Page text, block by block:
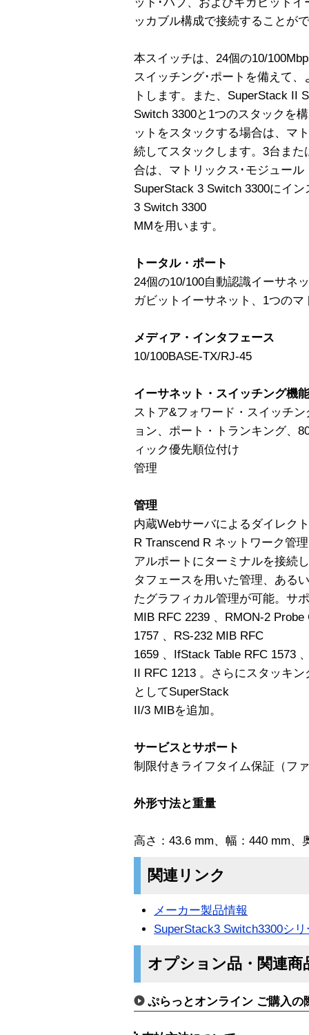
ッカブル構成で接続することが
本スイッチは、24個の10/
スイッチング･ポートを備えて
トします。また、SuperStack II
Switch 3300と1つのスタックを
ットをスタックする場合は、マ
続してスタックします。3台ま
合は、マトリックス･モジュー
SuperStack 3 Switch 3300にイ
3 Switch 3300
MMを用います。
トータル・ポート
24個の10/100自動認識イーサネ
ガビットイーサネット、1つの
メディア・インタフェース
10/100BASE-TX/RJ-45
イーサネット・スイッチング機能
ストア&フォワード・スイッチ
ョン、ポート・トランキング、
ィック優先順位付け
管理
管理
内蔵Webサーバによるダイレク
R Transcend R ネットワーク管
アルポートにターミナルを接続
タフェースを用いた管理、ある
たグラフィカル管理が可能。サ
MIB RFC 2239 、RMON-2
1757 、RS-232 MIB RFC
1659 、IfStack Table RFC 1573
II RFC 1213 。さらにスタッキ
としてSuperStack
II/3 MIBを追加。
サービスとサポート
制限付きライフタイム保証（フ
外形寸法と重量
高さ：43.6 mm、幅：440 mm、
関連リンク
メーカー製品情報
SuperStack3 Switch3300シ
オプション品・関連商
ぷらっとオンライン ご購入の